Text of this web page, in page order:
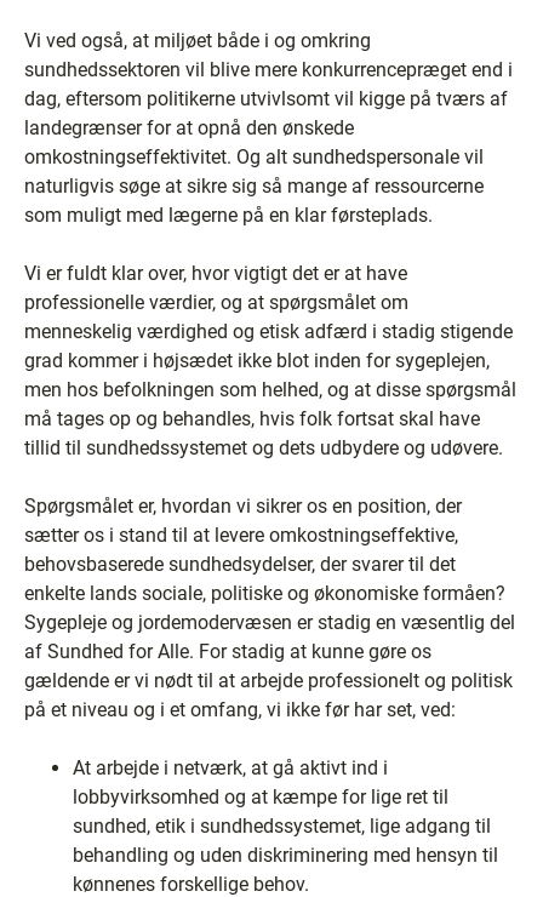
Vi ved også, at miljøet både i og omkring
sundhedssektoren vil blive mere konkurrencepræget end i
dag, eftersom politikerne utvivlsomt vil kigge på tværs af
landegrænser for at opnå den ønskede
omkostningseffektivitet. Og alt sundhedspersonale vil
naturligvis søge at sikre sig så mange af ressourcerne
som muligt med lægerne på en klar førsteplads.
Vi er fuldt klar over, hvor vigtigt det er at have
professionelle værdier, og at spørgsmålet om
menneskelig værdighed og etisk adfærd i stadig stigende
grad kommer i højsædet ikke blot inden for sygeplejen,
men hos befolkningen som helhed, og at disse spørgsmål
må tages op og behandles, hvis folk fortsat skal have
tillid til sundhedssystemet og dets udbydere og udøvere.
Spørgsmålet er, hvordan vi sikrer os en position, der
sætter os i stand til at levere omkostningseffektive,
behovsbaserede sundhedsydelser, der svarer til det
enkelte lands sociale, politiske og økonomiske formåen?
Sygepleje og jordemodervæsen er stadig en væsentlig del
af Sundhed for Alle. For stadig at kunne gøre os
gældende er vi nødt til at arbejde professionelt og politisk
på et niveau og i et omfang, vi ikke før har set, ved:
At arbejde i netværk, at gå aktivt ind i
lobbyvirksomhed og at kæmpe for lige ret til
sundhed, etik i sundhedssystemet, lige adgang til
behandling og uden diskriminering med hensyn til
kønnenes forskellige behov.